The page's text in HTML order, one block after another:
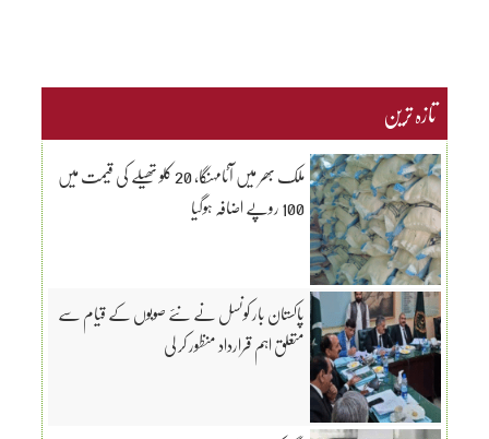
تازہ ترین
ملک بھر میں آٹامہنگا، 20 کلو تھیلے کی قیمت میں
100 روپے اضافہ ہوگیا
پاکستان بار کونسل نے نئے صوبوں کے قیام سے
متعلق اہم قرارداد منظور کر لی